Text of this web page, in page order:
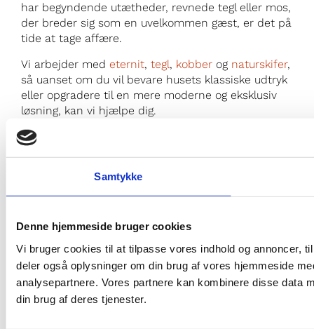
Samtykke
Denne hjemmeside bruger cookies
Vi bruger cookies til at tilpasse vores indhold og annoncer,
deler også oplysninger om din brug af vores hjemmeside
analysepartnere. Vores partnere kan kombinere disse data
din brug af deres tjenester.
har begyndende utætheder, revnede tegl eller mos,
der breder sig som en uvelkommen gæst, er det på
tide at tage affære.
Vi arbejder med eternit, tegl, kobber og naturskifer,
så uanset om du vil bevare husets klassiske udtryk
eller opgradere til en mere moderne og eksklusiv
løsning, kan vi hjælpe dig.
Vil du gerne undgå ubehagelige overraskelser som
KONTAKT OS
Naturskifertag